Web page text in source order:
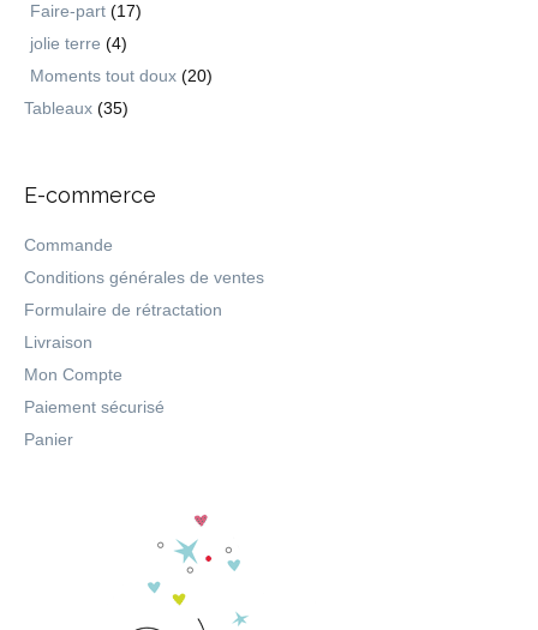
Faire-part (17)
jolie terre (4)
Moments tout doux (20)
Tableaux (35)
E-commerce
Commande
Conditions générales de ventes
Formulaire de rétractation
Livraison
Mon Compte
Paiement sécurisé
Panier